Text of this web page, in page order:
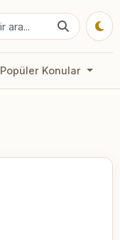
Popüler Konular